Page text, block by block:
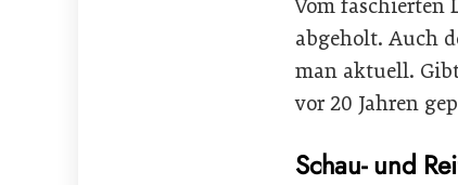
Vom faschierten
abgeholt. Auch
man aktuell.
vor 20 Jahren
Schau- und